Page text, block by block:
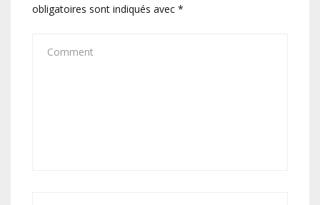
obligatoires sont indiqués avec *